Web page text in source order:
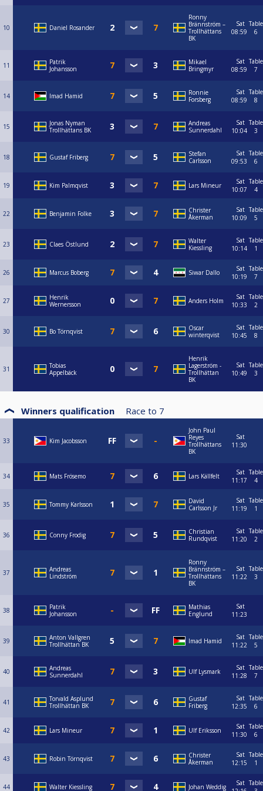
10 Daniel Rosander
Ronny
Brännström –
Trollhättans
BK
Sat
08:59
Table
6
11
Patrik
Johansson
Mikael
Bringmyr
Sat
08:59
Table
7
14 Imad Hamid
Ronnie
Forsberg
Sat
08:59
Table
8
15
Jonas Nyman
Trollhättans BK
Andreas
Sunnerdahl
Sat
10:04
Table
3
18 Gustaf Friberg
Stefan
Carlsson
Sat
09:53
Table
6
19 Kim Palmqvist Lars Mineur
Sat
10:07
Table
4
22 Benjamin Folke
Christer
Åkerman
Sat
10:09
Table
5
23 Claes Östlund
Walter
Kiessling
Sat
10:14
Table
1
26 Marcus Boberg Siwar Dallo
Sat
10:19
Table
7
27
Henrik
Wernersson
Anders Holm
Sat
10:33
Table
2
30 Bo Törnqvist
Oscar
winterqvist
Sat
10:45
Table
8
31
Tobias
Appelbäck
Henrik
Lagerström -
Trollhättan
BK
Sat
10:49
Table
3
Winners qualification Race to 7
33 Kim Jacobsson
John Paul
Reyes
Trollhättans
BK
Sat
11:30
34 Mats Frösemo Lars Källfelt
Sat
11:17
Table
4
35 Tommy Karlsson
David
Carlsson Jr
Sat
11:19
Table
1
36 Conny Frodig
Christian
Rundqvist
Sat
11:20
Table
2
37
Andreas
Lindström
Ronny
Brännström –
Trollhättans
BK
Sat
11:22
Table
3
38
Patrik
Johansson
Mathias
Englund
Sat
11:23
39
Anton Vallgren
Trollhättan BK
Imad Hamid
Sat
11:22
Table
5
40
Andreas
Sunnerdahl
Ulf Lysmark
Sat
11:28
Table
7
41
Torvald Asplund
Trollhättan BK
Gustaf
Friberg
Sat
12:35
Table
6
42 Lars Mineur Ulf Eriksson
Sat
11:30
Table
6
43 Robin Törnqvist
Christer
Åkerman
Sat
12:15
Table
1
44 Walter Kiessling Johan Weddig
Sat Table